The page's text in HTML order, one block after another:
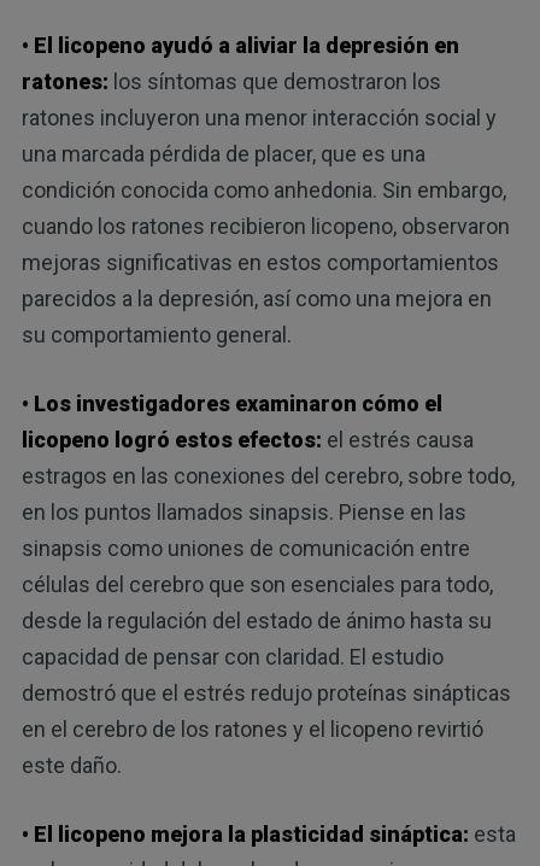
• El licopeno ayudó a aliviar la depresión en
ratones: los síntomas que demostraron los
ratones incluyeron una menor interacción social y
una marcada pérdida de placer, que es una
condición conocida como anhedonia. Sin embargo,
cuando los ratones recibieron licopeno, observaron
mejoras significativas en estos comportamientos
parecidos a la depresión, así como una mejora en
su comportamiento general.
• Los investigadores examinaron cómo el
licopeno logró estos efectos: el estrés causa
estragos en las conexiones del cerebro, sobre todo,
en los puntos llamados sinapsis. Piense en las
sinapsis como uniones de comunicación entre
células del cerebro que son esenciales para todo,
desde la regulación del estado de ánimo hasta su
capacidad de pensar con claridad. El estudio
demostró que el estrés redujo proteínas sinápticas
en el cerebro de los ratones y el licopeno revirtió
este daño.
• El licopeno mejora la plasticidad sináptica: esta